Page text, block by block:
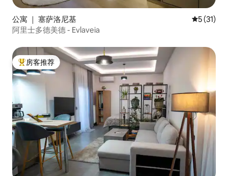
公寓 ｜ 塞萨洛尼基 平均评分
5 (31)
阿里士多德美德 - Evlaveia
热门「房客推荐」
房客推荐